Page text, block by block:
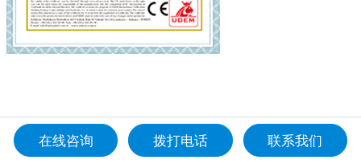
现在咨询 稍后再说
在线咨询 拨打电话 联系我们